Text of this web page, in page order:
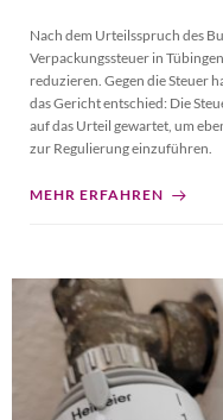
Nach dem Urteilsspruch des
Verpackungssteuer in
reduzieren. Gegen die Steuer
das Gericht entschied: Die
auf das Urteil gewartet, um
zur Regulierung einzuführen.
MEHR ERFAHREN